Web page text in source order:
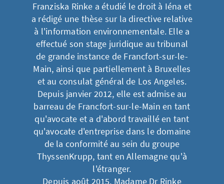
Franziska Rinke a étudié le droit à Iéna et
a rédigé une thèse sur la directive relative
à l'information environnementale. Elle a
effectué son stage juridique au tribunal
de grande instance de Francfort-sur-le-
Main, ainsi que partiellement à Bruxelles
et au consulat général de Los Angeles.
Depuis janvier 2012, elle est admise au
barreau de Francfort-sur-le-Main en tant
qu'avocate et a d'abord travaillé en tant
qu'avocate d'entreprise dans le domaine
de la conformité au sein du groupe
ThyssenKrupp, tant en Allemagne qu'à
l'étranger.
Depuis août 2015, Madame Dr Rinke